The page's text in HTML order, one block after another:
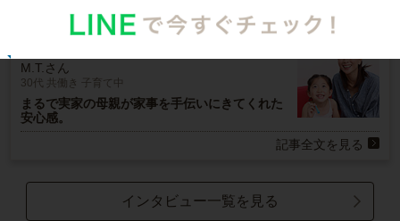
M.T.さん
30代 共働き 子育て中
まるで実家の母親が家事を手伝いにきてくれた
安心感。
記事全文を見る
インタビュー一覧を見る